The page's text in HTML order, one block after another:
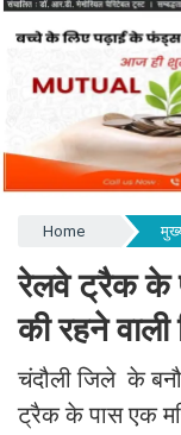
Home
रेलवे ट्रैक के
की रहने
चंदौली जिले के
ट्रैक के पास एक